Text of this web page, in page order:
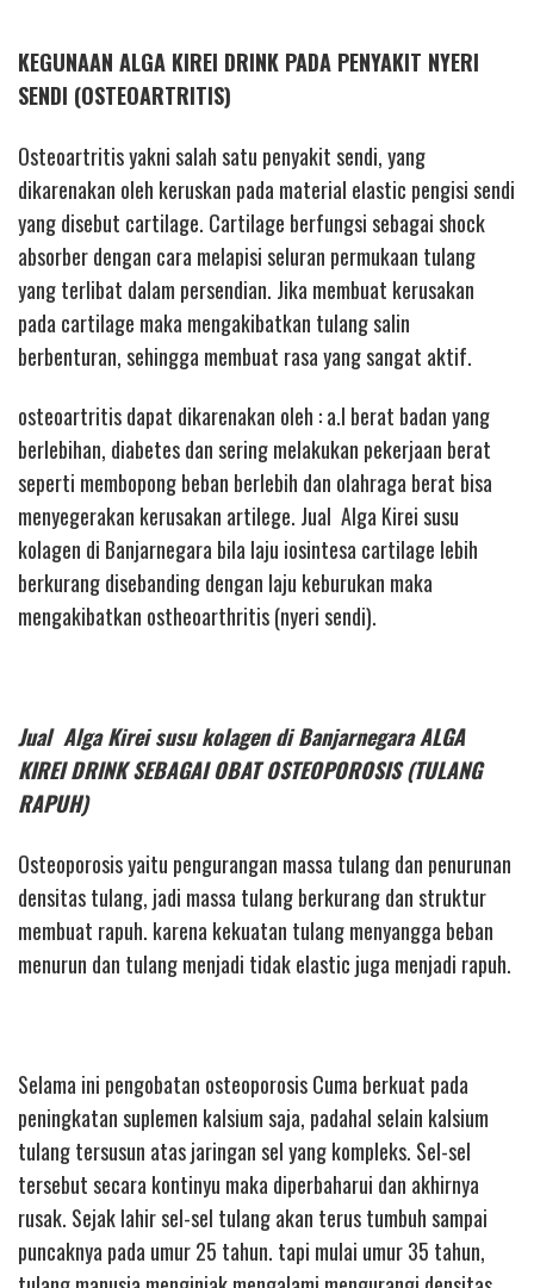
KEGUNAAN ALGA KIREI DRINK PADA PENYAKIT NYERI
SENDI (OSTEOARTRITIS)
Osteoartritis yakni salah satu penyakit sendi, yang
dikarenakan oleh keruskan pada material elastic pengisi sendi
yang disebut cartilage. Cartilage berfungsi sebagai shock
absorber dengan cara melapisi seluran permukaan tulang
yang terlibat dalam persendian. Jika membuat kerusakan
pada cartilage maka mengakibatkan tulang salin
berbenturan, sehingga membuat rasa yang sangat aktif.
osteoartritis dapat dikarenakan oleh : a.l berat badan yang
berlebihan, diabetes dan sering melakukan pekerjaan berat
seperti membopong beban berlebih dan olahraga berat bisa
menyegerakan kerusakan artilege. Jual Alga Kirei susu
kolagen di Banjarnegara bila laju iosintesa cartilage lebih
berkurang disebanding dengan laju keburukan maka
mengakibatkan ostheoarthritis (nyeri sendi).
Jual Alga Kirei susu kolagen di Banjarnegara ALGA
KIREI DRINK SEBAGAI OBAT OSTEOPOROSIS (TULANG
RAPUH)
Osteoporosis yaitu pengurangan massa tulang dan penurunan
densitas tulang, jadi massa tulang berkurang dan struktur
membuat rapuh. karena kekuatan tulang menyangga beban
menurun dan tulang menjadi tidak elastic juga menjadi rapuh.
Selama ini pengobatan osteoporosis Cuma berkuat pada
peningkatan suplemen kalsium saja, padahal selain kalsium
tulang tersusun atas jaringan sel yang kompleks. Sel-sel
tersebut secara kontinyu maka diperbaharui dan akhirnya
rusak. Sejak lahir sel-sel tulang akan terus tumbuh sampai
puncaknya pada umur 25 tahun. tapi mulai umur 35 tahun,